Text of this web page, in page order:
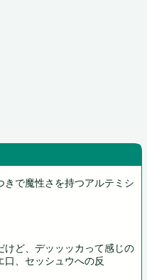
きで魔性さを持つアルテミシ
けど、デッッッカって感じの
口、セッシュウへの反